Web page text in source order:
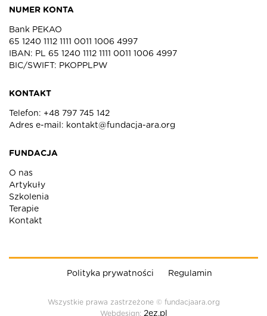
NUMER KONTA
Bank PEKAO
65 1240 1112 1111 0011 1006 4997
IBAN: PL 65 1240 1112 1111 0011 1006 4997
BIC/SWIFT: PKOPPLPW
KONTAKT
Telefon: +48 797 745 142
Adres e-mail: kontakt@fundacja-ara.org
FUNDACJA
O nas
Artykuły
Szkolenia
Terapie
Kontakt
Polityka prywatności Regulamin
Wszystkie prawa zastrzeżone © fundacjaara.org
Webdesign: 2ez.pl